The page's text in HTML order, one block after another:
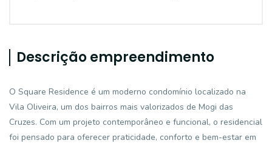
Descrição empreendimento
O Square Residence é um moderno condomínio localizado na
Vila Oliveira, um dos bairros mais valorizados de Mogi das
Cruzes. Com um projeto contemporâneo e funcional, o residencial
foi pensado para oferecer praticidade, conforto e bem-estar em